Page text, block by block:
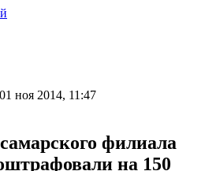
ноя 2014, 11:47
филиала
на 150